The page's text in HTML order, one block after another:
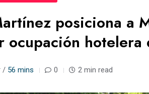
posiciona a
ocupación hotelera
/ 56 mins 0 2 min read